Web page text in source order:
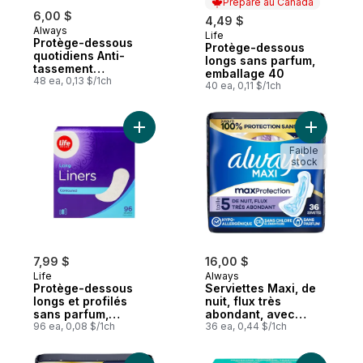
6,00 $
Always
Protège-dessous
quotidiens Anti-
tassement
Protection Xtra,
48 ea, 0,13 $/1ch
4,49 $
Préparé au Canada
Life
Protège-dessous
longs sans parfum,
emballage 40
40 ea, 0,11 $/1ch
7,99 $
Life
Protège-dessous
longs et profilés
sans parfum,
emballage de 96
96 ea, 0,08 $/1ch
Ajouter Protège-dessous longs et
16,00 $
Always
Serviettes Maxi, de
nuit, flux très
abondant, avec
ailes, pour femmes,
36 ea, 0,44 $/1ch
Ajouter
Faible
stock